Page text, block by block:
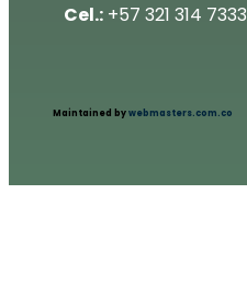
Cel.: +57 321 314 7333
Maintained bywebmasters.com.co